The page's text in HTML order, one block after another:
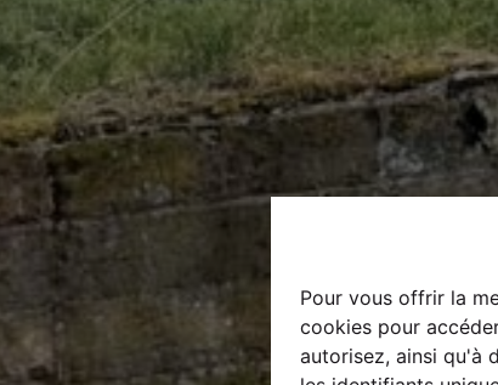
Pour vous offrir la
cookies pour
autorisez, ainsi qu'à